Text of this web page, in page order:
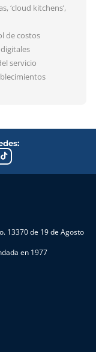
‘cloud kitchens’,
de costos
servicio
13370 de 19 de Agosto
en 1977